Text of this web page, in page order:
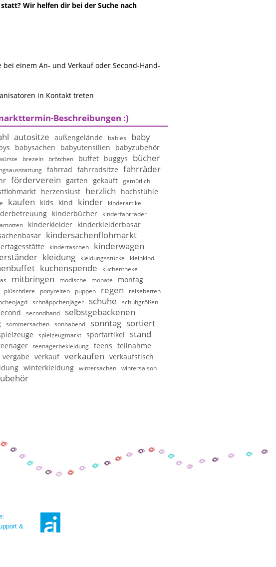
Wir helfen dir bei der Suche nach
einem An- und Verkauf oder Second-Hand-
in Kontakt treten
Beschreibungen :)
autositze außengelände babies baby
babysachen babyutensilien babyzubehör
brezeln brötchen buffet buggys
bücher
fahrrad fahrradsitze fahrräder
förderverein garten gekauft gemütlich
herzenslust herzlich hochstühle
kaufen kids kind kinder kinderartikel
kinderbücher kinderfahrräder
kinderkleider
kinderkleiderbasar
kindersachenflohmarkt
kindertaschen kinderwagen
kleidung kleidungsstücke
kleinkind
kuchenspende kuchentheke
mitbringen modische monate montag
plüschtiere ponyreiten puppen regen reisebetten
schnäppchenjäger schuhe schuhgrößen
secondhand selbstgebackenen
sommersachen sonnabend sonntag sortiert
spielzeugmarkt sportartikel stand
teenagerbekleidung teens teilnahme
vergabe verkauf verkaufen verkaufstisch
winterkleidung wintersachen
wintersaison
&